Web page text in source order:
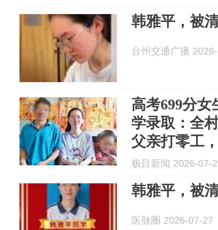
韩雅平，被
台州交通广播
高考699分
学录取：全
父亲打零工
极目新闻 2026-07-
韩雅平，被
医脉圈 2026-07-27